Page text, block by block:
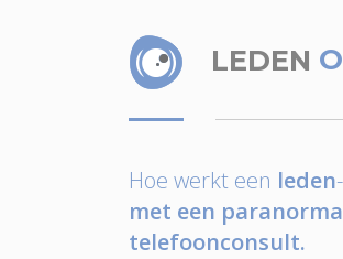
LEDEN
Hoe werkt een leden
met een
telefoonconsult.